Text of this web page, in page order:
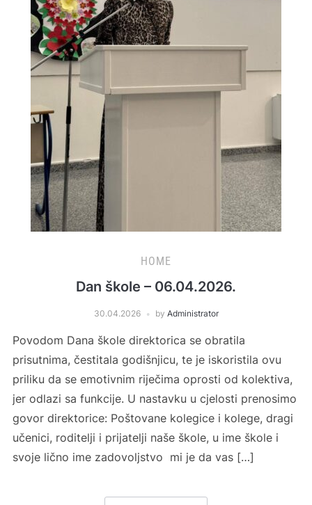
HOME
Dan škole – 06.04.2026.
30.04.2026 by Administrator
Povodom Dana škole direktorica se obratila
prisutnima, čestitala godišnjicu, te je iskoristila ovu
priliku da se emotivnim riječima oprosti od kolektiva,
jer odlazi sa funkcije. U nastavku u cjelosti prenosimo
govor direktorice: Poštovane kolegice i kolege, dragi
učenici, roditelji i prijatelji naše škole, u ime škole i
svoje lično ime zadovoljstvo mi je da vas […]